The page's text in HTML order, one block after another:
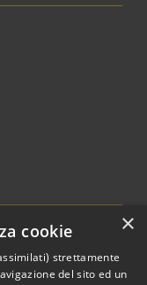
© 2026 • Comune di
• Powered by
×
cookie
strettamente
del sito ed un